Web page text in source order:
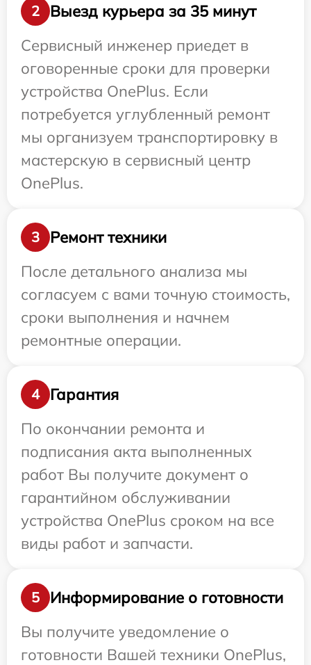
2
Выезд курьера за 35 минут
Сервисный инженер приедет в
оговоренные сроки для проверки
устройства OnePlus. Если
потребуется углубленный ремонт
мы организуем транспортировку в
мастерскую в сервисный центр
OnePlus.
3
Ремонт техники
После детального анализа мы
согласуем с вами точную стоимость,
сроки выполнения и начнем
ремонтные операции.
4
Гарантия
По окончании ремонта и
подписания акта выполненных
работ Вы получите документ о
гарантийном обслуживании
устройства OnePlus сроком на все
виды работ и запчасти.
5
Информирование о готовности
Вы получите уведомление о
готовности Вашей техники OnePlus,